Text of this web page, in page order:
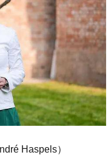
Haspels）